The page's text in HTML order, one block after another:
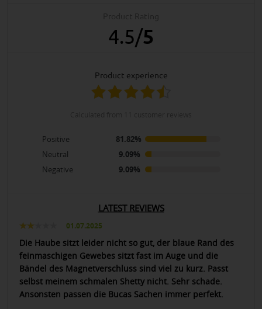
4.5/5
product experience
Positive
81.82%
Neutral
9.09%
Negative
9.09%
LATEST REVIEWS
01.07.2025
Die Haube sitzt leider nicht so gut, der blaue Rand des
feinmaschigen Gewebes sitzt fast im Auge und die
Bändel des Magnetverschluss sind viel zu kurz. Passt
selbst meinem schmalen Shetty nicht. Sehr schade.
Ansonsten passen die Bucas Sachen immer perfekt.